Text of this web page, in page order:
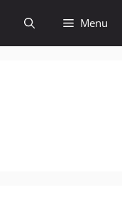
Menu